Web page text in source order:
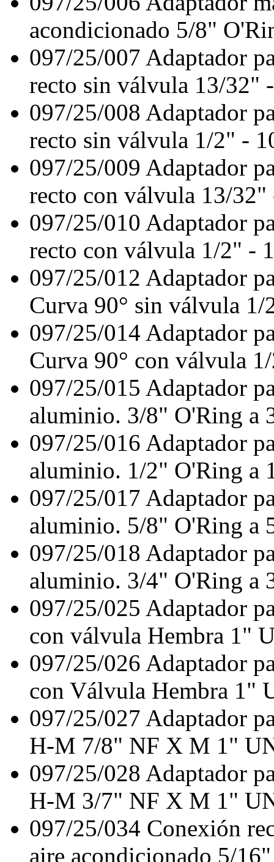
acondicionado 5/8"
097/25/007 Adaptador
recto sin válvula 13/32"
097/25/008 Adaptador
recto sin válvula 1/2" -
097/25/009 Adaptador
recto con válvula 13/32"
097/25/010 Adaptador
recto con válvula 1/2" -
097/25/012 Adaptador
Curva 90° sin válvula
097/25/014 Adaptador
Curva 90° con válvula
097/25/015 Adaptador
aluminio. 3/8" O'Ring a
097/25/016 Adaptador
aluminio. 1/2" O'Ring a
097/25/017 Adaptador
aluminio. 5/8" O'Ring a
097/25/018 Adaptador
aluminio. 3/4" O'Ring a
097/25/025 Adaptador
con válvula Hembra 1"
097/25/026 Adaptador
con Válvula Hembra 1"
097/25/027 Adaptador
H-M 7/8" NF X M 1"
097/25/028 Adaptador
H-M 3/7" NF X M 1"
097/25/034 Conexión
aire acondicionado 5/16"